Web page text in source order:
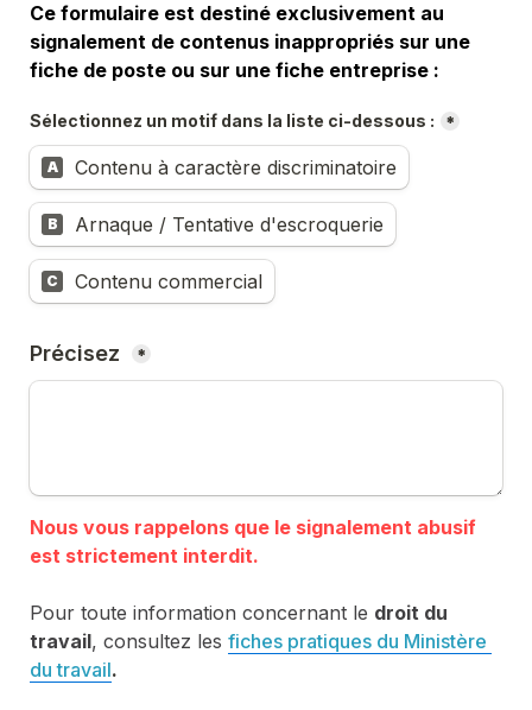
Ce formulaire est destiné exclusivement au
signalement de contenus inappropriés sur une
fiche de poste ou sur une fiche entreprise :
Sélectionnez un motif dans la liste ci-dessous : *
A Contenu à caractère discriminatoire
B Arnaque / Tentative d'escroquerie
C Contenu commercial
Précisez *
Nous vous rappelons que le signalement abusif
Pour toute information concernant le droit du
travail, consultez les fiches pratiques du Ministère
du travail